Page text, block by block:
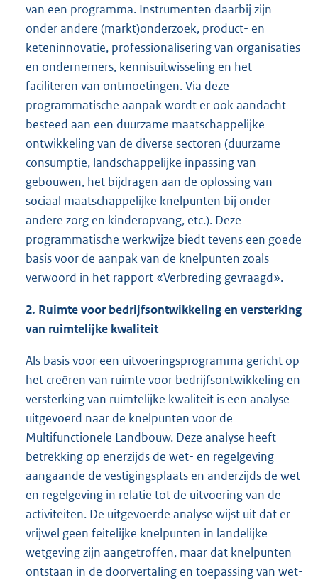
van een programma. Instrumenten daarbij zijn
onder andere (markt)onderzoek, product- en
keteninnovatie, professionalisering van organisaties
en ondernemers, kennisuitwisseling en het
faciliteren van ontmoetingen. Via deze
programmatische aanpak wordt er ook aandacht
besteed aan een duurzame maatschappelijke
ontwikkeling van de diverse sectoren (duurzame
consumptie, landschappelijke inpassing van
gebouwen, het bijdragen aan de oplossing van
sociaal maatschappelijke knelpunten bij onder
andere zorg en kinderopvang, etc.). Deze
programmatische werkwijze biedt tevens een goede
basis voor de aanpak van de knelpunten zoals
verwoord in het rapport «Verbreding gevraagd».
2. Ruimte voor bedrijfsontwikkeling en versterking
van ruimtelijke kwaliteit
Als basis voor een uitvoeringsprogramma gericht op
het creëren van ruimte voor bedrijfsontwikkeling en
versterking van ruimtelijke kwaliteit is een analyse
uitgevoerd naar de knelpunten voor de
Multifunctionele Landbouw. Deze analyse heeft
betrekking op enerzijds de wet- en regelgeving
aangaande de vestigingsplaats en anderzijds de wet-
en regelgeving in relatie tot de uitvoering van de
activiteiten. De uitgevoerde analyse wijst uit dat er
vrijwel geen feitelijke knelpunten in landelijke
wetgeving zijn aangetroffen, maar dat knelpunten
ontstaan in de doorvertaling en toepassing van wet-